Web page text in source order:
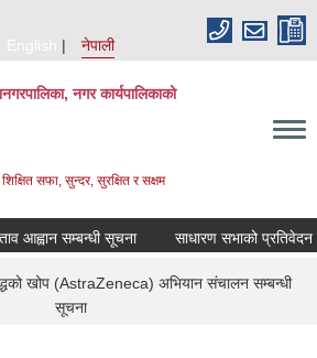
English
नेपाली
नगर कार्यपालिकाको
सफा, सुन्दर, सुरक्षित र सक्षम
आह्वान सम्बन्धी सूचना साधारण सभाको प्रतिवेदन
खोप (AstraZeneca) अभियान संचालन सम्बन्धी
सूचना